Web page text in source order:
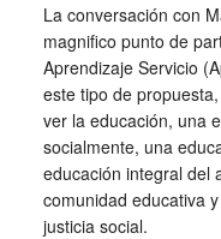
La conversación con
magnifico punto de
Aprendizaje Servicio
este tipo de
ver la educación, una
socialmente, una
educación integral del
comunidad educativa
justicia social.